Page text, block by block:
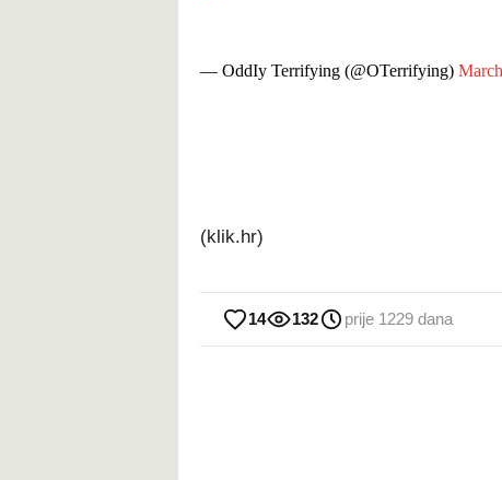
— OddIy Terrifying (@OTerrifying)
(klik.hr)
14 132 prije 1229 dana